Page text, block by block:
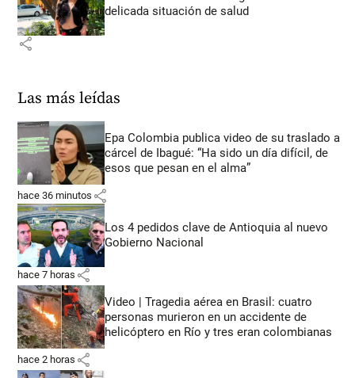
delicada situación de salud
share
Las más leídas
Epa Colombia publica video de su traslado a
cárcel de Ibagué: “Ha sido un día difícil, de
esos que pesan en el alma”
hace 36 minutos share
Los 4 pedidos clave de Antioquia al nuevo
Gobierno Nacional
hace 7 horas share
Video | Tragedia aérea en Brasil: cuatro
personas murieron en un accidente de
helicóptero en Río y tres eran colombianas
hace 2 horas share